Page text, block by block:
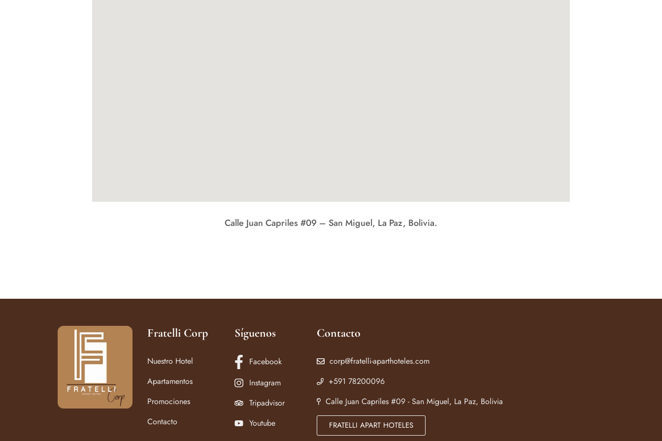
Calle Juan Capriles #09 – San Miguel, La Paz, Bolivia.
Fratelli Corp
Nuestro Hotel
Apartamentos
Promociones
Contacto
Síguenos
Facebook
Instagram
Tripadvisor
Youtube
Contacto
corp@fratelli-aparthoteles.com
+591 78200096
Calle Juan Capriles #09 - San Miguel, La Paz, Bolivia
FRATELLI APART HOTELES